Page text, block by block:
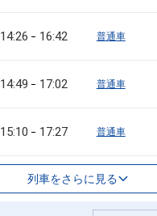
14:26 16:42 普通車
14:49 17:02 普通車
15:10 17:27 普通車
列車をさらに見る